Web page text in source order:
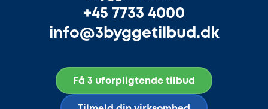
+45 7733 4000
info@3byggetilbud.dk
Få 3 uforpligtende tilbud